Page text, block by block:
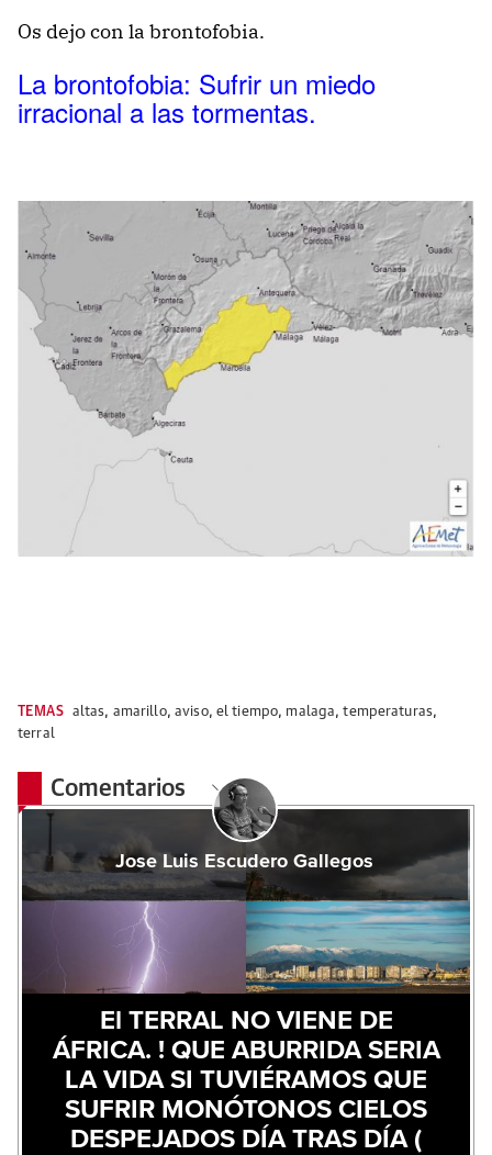
Os dejo con la brontofobia.
La brontofobia: Sufrir un miedo
irracional a las tormentas.
TEMAS altas, amarillo,aviso, el tiempo, malaga,temperaturas,
terral
Comentarios
Jose Luis Escudero Gallegos
El TERRAL NO VIENE DE
ÁFRICA. ! QUE ABURRIDA SERIA
LA VIDA SI TUVIÉRAMOS QUE
SUFRIR MONÓTONOS CIELOS
DESPEJADOS DÍA TRAS DÍA (